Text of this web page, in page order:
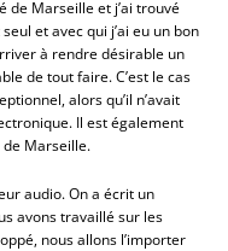
de Marseille et j’ai trouvé
et avec qui j’ai eu un bon
à rendre désirable un
de tout faire. C’est le cas
alors qu’il n’avait
Il est également
de Marseille.
audio. On a écrit un
avons travaillé sur les
nous allons l’importer